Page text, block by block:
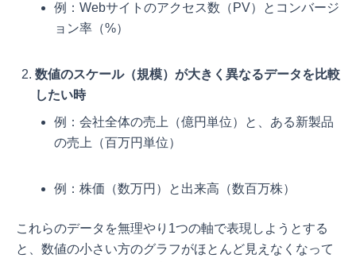
例：Webサイトのアクセス数（PV）とコンバージ
ョン率（%）
数値のスケール（規模）が大きく異なるデータを比較
したい時
例：会社全体の売上（億円単位）と、ある新製品
の売上（百万円単位）
例：株価（数万円）と出来高（数百万株）
これらのデータを無理やり1つの軸で表現しようとする
と、数値の小さい方のグラフがほとんど見えなくなって